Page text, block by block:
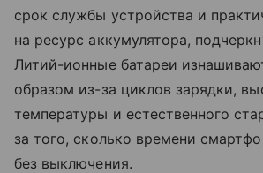
срок службы устройства и
на ресурс аккумулятора,
Литий-ионные батареи
образом из-за циклов зарядки,
температуры и естественного
за того, сколько времени
без выключения.